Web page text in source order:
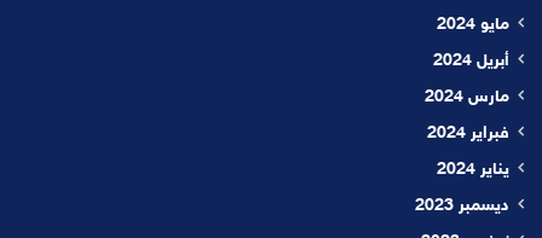
مايو 2024
أبريل 2024
مارس 2024
فبراير 2024
يناير 2024
ديسمبر 2023